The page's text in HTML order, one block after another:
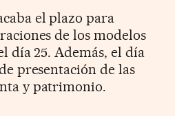
el plazo para
de los modelos
día 25. Además, el día
presentación de las
y patrimonio.